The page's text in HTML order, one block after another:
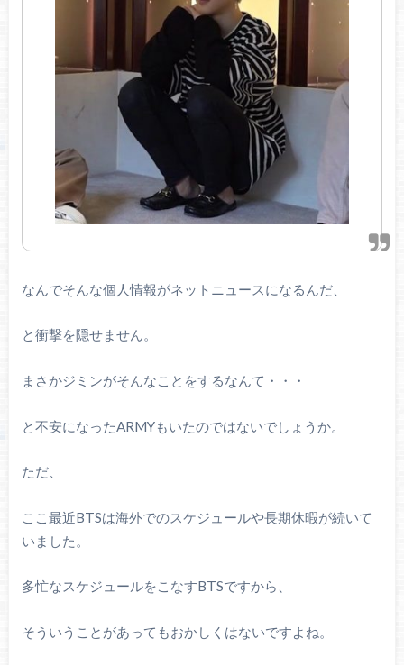
なんでそんな個人情報がネットニュースになるんだ、
と衝撃を隠せません。
まさかジミンがそんなことをするなんて・・・
と不安になったARMYもいたのではないでしょうか。
ただ、
ここ最近BTSは海外でのスケジュールや長期休暇が続いて
いました。
多忙なスケジュールをこなすBTSですから、
そういうことがあってもおかしくはないですよね。